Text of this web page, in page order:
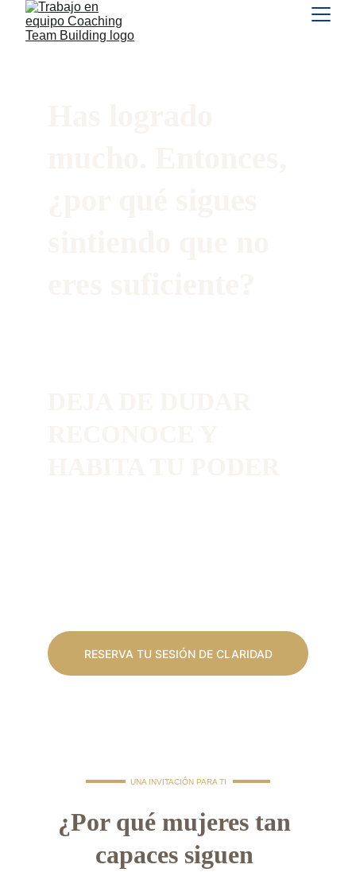
RESERVA TU SESIÓN DE CLARIDAD
UNA INVITACIÓN PARA TI
¿Por qué mujeres tan
capaces siguen